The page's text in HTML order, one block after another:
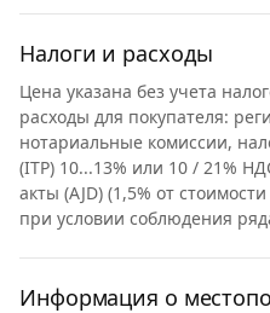
Налоги и расходы
Цена указана без учета
расходы для покупателя:
нотариальные комиссии,
(ITP) 10...13% или 10 / 21%
акты (AJD) (1,5% от
при условии соблюдения
Информация о